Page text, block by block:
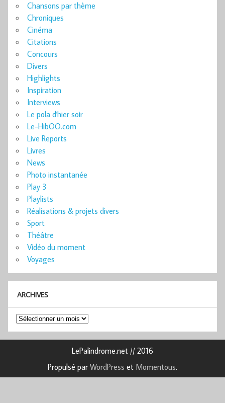
Chansons par thème
Chroniques
Cinéma
Citations
Concours
Divers
Highlights
Inspiration
Interviews
Le pola d'hier soir
Le-HibOO.com
Live Reports
Livres
News
Photo instantanée
Play 3
Playlists
Réalisations & projets divers
Sport
Théâtre
Vidéo du moment
Voyages
ARCHIVES
Archives
LePalindrome.net // 2016
Propulsé par WordPress et Momentous.